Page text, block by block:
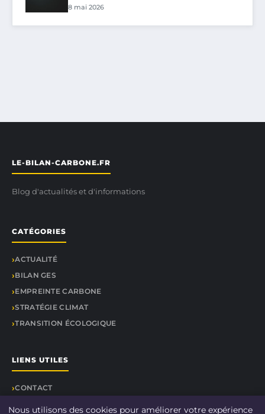
8 mai 2026
LE-BILAN-CARBONE.FR
Blog d'actualités et d'informations
CATÉGORIES
ACTUALITÉ
BILAN GES
EMPREINTE CARBONE
STRATÉGIE CLIMAT
TRANSITION ÉCOLOGIQUE
LIENS UTILES
CONTACT
Nous utilisons des cookies pour améliorer votre expérience